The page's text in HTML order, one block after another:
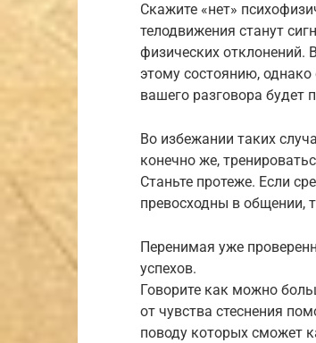
Скажите «нет»
телодвижения станут
физических отклонений.
этому состоянию, однако
вашего разговора
Во избежании таких
конечно же,
Станьте протеже. Если
превосходны в общении,
Перенимая уже
успехов.
Говорите как можно
от чувства стеснения
поводу которых сможет